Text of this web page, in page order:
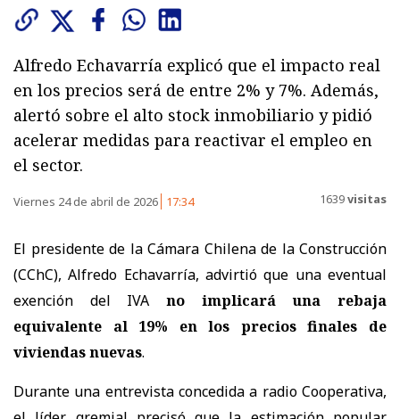
Alfredo Echavarría explicó que el impacto real
en los precios será de entre 2% y 7%. Además,
alertó sobre el alto stock inmobiliario y pidió
acelerar medidas para reactivar el empleo en
el sector.
Viernes 24 de abril de 2026 17:34 1639visitas
El presidente de la Cámara Chilena de la Construcción
(CChC), Alfredo Echavarría, advirtió que una eventual
exención del IVA no implicará una rebaja
equivalente al 19% en los precios finales de
viviendas nuevas.
Durante una entrevista concedida a radio Cooperativa,